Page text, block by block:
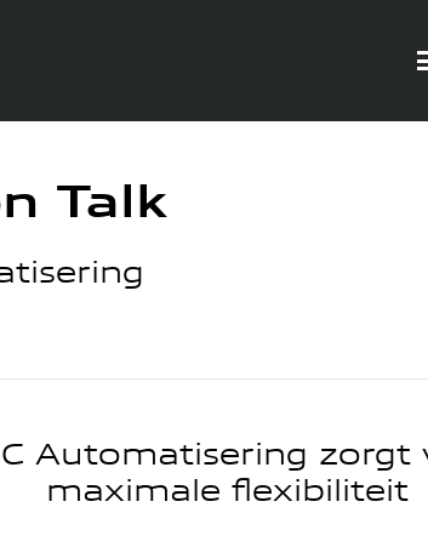
Talk
Automatisering zorgt
maximale flexibiliteit